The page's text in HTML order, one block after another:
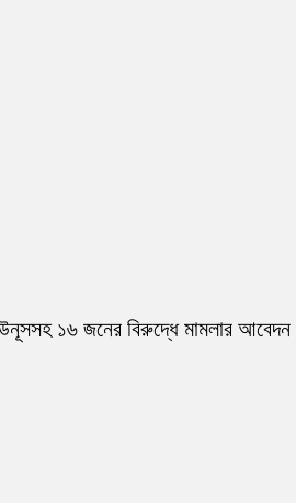
১৬ জনের বিরুদ্ধে মামলার আবেদন